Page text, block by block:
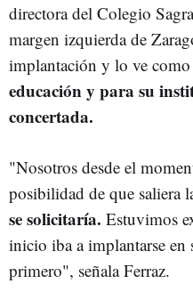
directora del Colegio
margen izquierda de
implantación y lo ve como
educación y para su
concertada.
"Nosotros desde el
posibilidad de que saliera
se solicitaría. Estuvimos
inicio iba a implantarse en
primero", señala Ferraz.